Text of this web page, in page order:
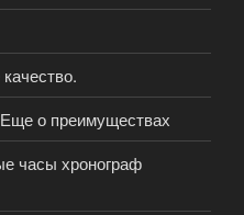
о преимуществах
часы хронограф